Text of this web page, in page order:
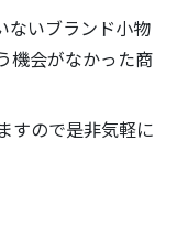
ないブランド小物
機会がなかった商
すので是非気軽に